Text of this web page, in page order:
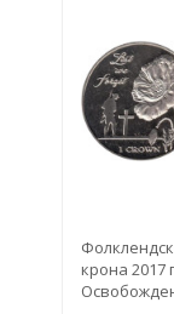
крона 2017